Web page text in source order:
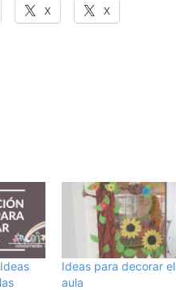
X X
Ideas para decorar el
aula